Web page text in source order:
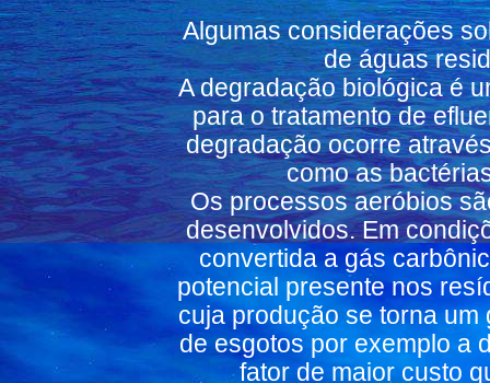
Algumas considerações
de águas
A degradação biológica é
para o tratamento de
degradação ocorre
como as
Os processos aeróbios
desenvolvidos. Em
convertida a gás
potencial presente nos
cuja produção se torna
de esgotos por exemplo a
fator de maior custo